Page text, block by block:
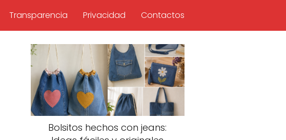
Transparencia Privacidad Contactos
Bolsitos hechos con jeans: